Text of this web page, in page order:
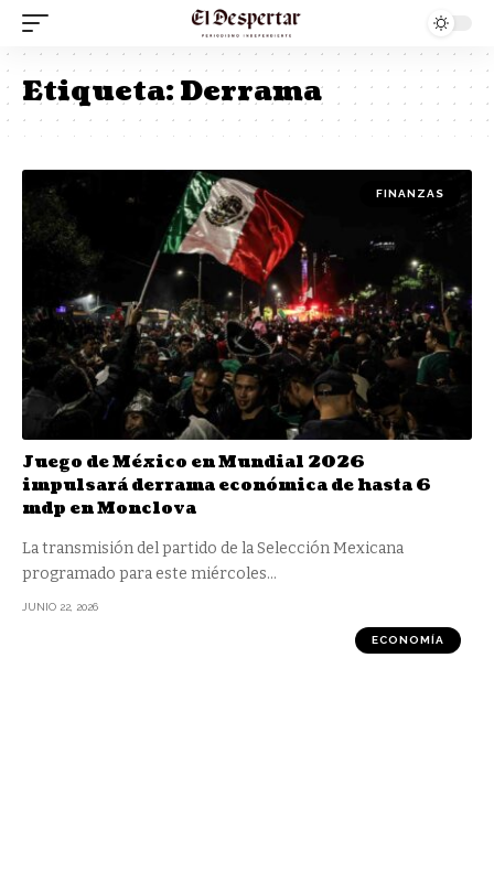
Etiqueta:Derrama
FINANZAS
Juego de México en Mundial 2026
impulsará derrama económica de hasta 6
mdp en Monclova
La transmisión del partido de la Selección Mexicana
programado para este miércoles…
JUNIO 22, 2026
ECONOMÍA